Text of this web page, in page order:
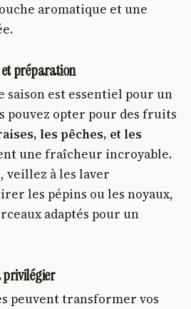
aromatique et une
et préparation
saison est essentiel pour un
pouvez opter pour des fruits
les pêches, et les
une fraîcheur incroyable.
veillez à les laver
les pépins ou les noyaux,
adaptés pour un
privilégier
peuvent transformer vos